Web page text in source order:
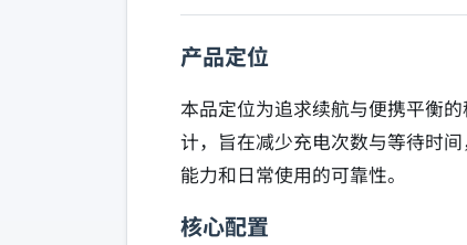
产品定位
本品定位为追求续航与便携平衡
计，旨在减少充电次数与等待时
能力和日常使用的可靠性。
核心配置